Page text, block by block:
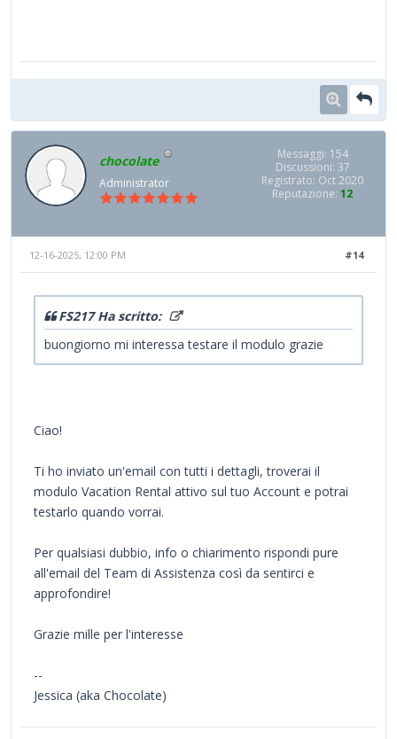
chocolate
Administrator
Messaggi: 154
Discussioni: 37
Registrato: Oct 2020
Reputazione: 12
#14
12-16-2025, 12:00 PM
FS217 Ha scritto:
buongiorno mi interessa testare il modulo grazie
Ciao!
Ti ho inviato un'email con tutti i dettagli, troverai il
modulo Vacation Rental attivo sul tuo Account e potrai
testarlo quando vorrai.
Per qualsiasi dubbio, info o chiarimento rispondi pure
all'email del Team di Assistenza così da sentirci e
approfondire!
Grazie mille per l'interesse
--
Jessica (aka Chocolate)